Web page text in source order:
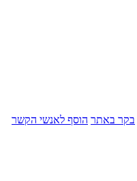
בקר באתר הוסף לאנשי הקשר